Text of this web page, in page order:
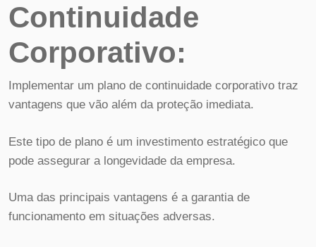
Continuidade
Corporativo:
Implementar um plano de continuidade corporativo traz
vantagens que vão além da proteção imediata.
Este tipo de plano é um investimento estratégico que
pode assegurar a longevidade da empresa.
Uma das principais vantagens é a garantia de
funcionamento em situações adversas.